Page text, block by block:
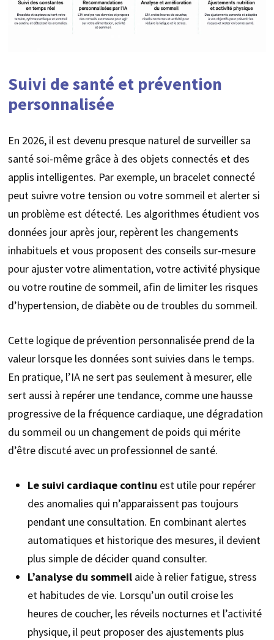
Suivi de santé et prévention
personnalisée
En 2026, il est devenu presque naturel de surveiller sa
santé soi-même grâce à des objets connectés et des
applis intelligentes. Par exemple, un bracelet connecté
peut suivre votre tension ou votre sommeil et alerter si
un problème est détecté. Les algorithmes étudient vos
données jour après jour, repèrent les changements
inhabituels et vous proposent des conseils sur-mesure
pour ajuster votre alimentation, votre activité physique
ou votre routine de sommeil, afin de limiter les risques
d’hypertension, de diabète ou de troubles du sommeil.
Cette logique de prévention personnalisée prend de la
valeur lorsque les données sont suivies dans le temps.
En pratique, l’IA ne sert pas seulement à mesurer, elle
sert aussi à repérer une tendance, comme une hausse
progressive de la fréquence cardiaque, une dégradation
du sommeil ou un changement de poids qui mérite
d’être discuté avec un professionnel de santé.
Le suivi cardiaque continu est utile pour repérer
des anomalies qui n’apparaissent pas toujours
pendant une consultation. En combinant alertes
automatiques et historique des mesures, il devient
plus simple de décider quand consulter.
L’analyse du sommeilaide à relier fatigue, stress
et habitudes de vie. Lorsqu’un outil croise les
heures de coucher, les réveils nocturnes et l’activité
physique, il peut proposer des ajustements plus